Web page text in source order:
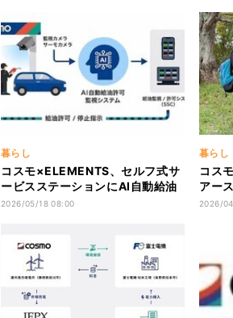
暮らし
コスモ×ELEMENTS、セルフ式サ
ービスステーションにAI自動給油
許可監視システムを導入開始
2026/05/18 08:00
暮らし
コス
アー
ン・
2026/